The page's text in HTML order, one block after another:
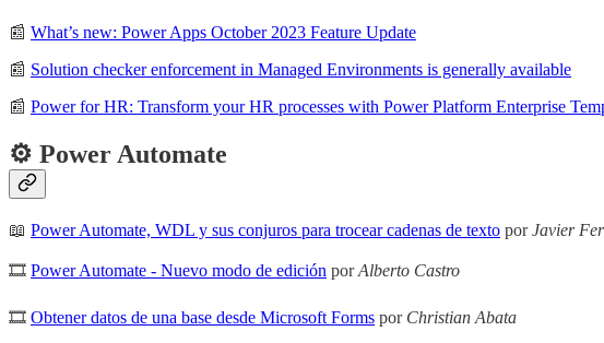
📰 What’s new: Power Apps October 2023 Feature Update
📰 Solution checker enforcement in Managed Environments is generally available
📰 Power for HR: Transform your HR processes with Power Platform Enterprise
⚙️ Power Automate
📖 Power Automate, WDL y sus conjuros para trocear cadenas de texto porJavier
🎞 Power Automate - Nuevo modo de edición porAlberto Castro
🎞 Obtener datos de una base desde Microsoft Forms por Christian Abata